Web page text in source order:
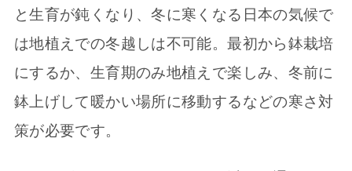
と生育が鈍くなり、冬に寒くなる日本の気候で
は地植えでの冬越しは不可能。最初から鉢栽培
にするか、生育期のみ地植えで楽しみ、冬前に
鉢上げして暖かい場所に移動するなどの寒さ対
策が必要です。